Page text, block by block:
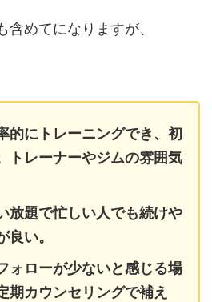
めてになりますが、
的にトレーニングでき、初
トレーナーやジムの雰囲気
放題で忙しい人でも続けや
良い。
ォローが少ないと感じる場
期カウンセリングで補え